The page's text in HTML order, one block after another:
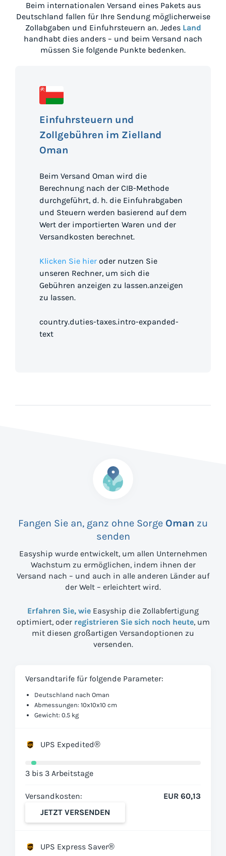
Beim internationalen Versand eines Pakets aus
Deutschland fallen für Ihre Sendung möglicherweise
Zollabgaben und Einfuhrsteuern an. Jedes Land
handhabt dies anders – und beim Versand nach
müssen Sie folgende Punkte bedenken.
Einfuhrsteuern und
Zollgebühren im Zielland
Oman
Beim Versand Oman wird die
Berechnung nach der CIB-Methode
durchgeführt, d. h. die Einfuhrabgaben
und Steuern werden basierend auf dem
Wert der importierten Waren und der
Versandkosten berechnet.
Klicken Sie hier oder nutzen Sie
unseren Rechner, um sich die
Gebühren anzeigen zu lassen.anzeigen
zu lassen.
country.duties-taxes.intro-expanded-
text
Fangen Sie an, ganz ohne Sorge Oman zu
senden
Easyship wurde entwickelt, um allen Unternehmen
Wachstum zu ermöglichen, indem ihnen der
Versand nach – und auch in alle anderen Länder auf
der Welt – erleichtert wird.
Erfahren Sie, wie Easyship die Zollabfertigung
optimiert, oder registrieren Sie sich noch heute, um
mit diesen großartigen Versandoptionen zu
versenden.
Versandtarife für folgende Parameter:
Deutschland nach Oman
Abmessungen: 10x10x10 cm
Gewicht: 0.5 kg
UPS Expedited®
3 bis 3 Arbeitstage
Versandkosten:
EUR 60,13
JETZT VERSENDEN
UPS Express Saver®